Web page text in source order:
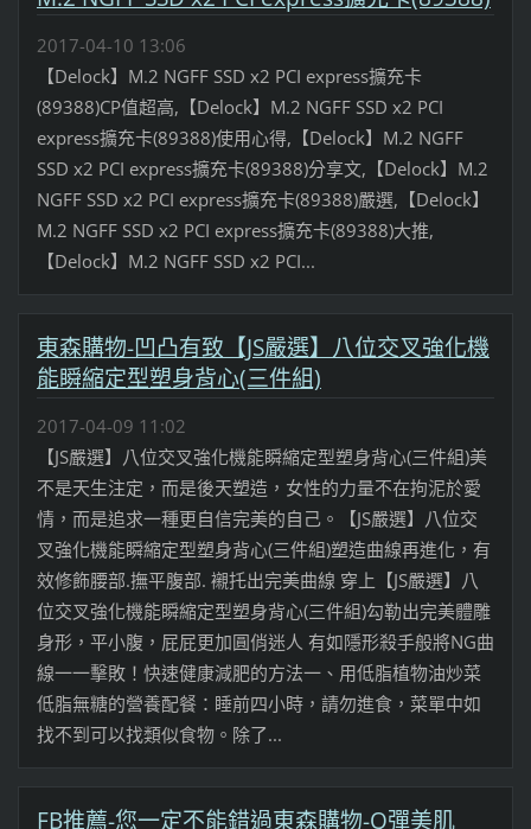
2017-04-10 13:06
【Delock】M.2 NGFF SSD x2 PCI express擴充卡
(89388)CP值超高,【Delock】M.2 NGFF SSD x2 PCI
express擴充卡(89388)使用心得,【Delock】M.2 NGFF
SSD x2 PCI express擴充卡(89388)分享文,【Delock】M.2
NGFF SSD x2 PCI express擴充卡(89388)嚴選,【Delock】
M.2 NGFF SSD x2 PCI express擴充卡(89388)大推,
【Delock】M.2 NGFF SSD x2 PCI...
東森購物-凹凸有致【JS嚴選】八位交叉強化機
能瞬縮定型塑身背心(三件組)
2017-04-09 11:02
【JS嚴選】八位交叉強化機能瞬縮定型塑身背心(三件組)美
不是天生注定，而是後天塑造，女性的力量不在拘泥於愛
情，而是追求一種更自信完美的自己。【JS嚴選】八位交
叉強化機能瞬縮定型塑身背心(三件組)塑造曲線再進化，有
效修飾腰部.撫平腹部. 襯托出完美曲線 穿上【JS嚴選】八
位交叉強化機能瞬縮定型塑身背心(三件組)勾勒出完美體雕
身形，平小腹，屁屁更加圓俏迷人 有如隱形殺手般將NG曲
線一一擊敗！快速健康減肥的方法一、用低脂植物油炒菜
低脂無糖的營養配餐：睡前四小時，請勿進食，菜單中如
找不到可以找類似食物。除了...
FB推薦-您一定不能錯過東森購物-Q彈美肌